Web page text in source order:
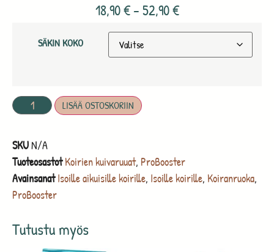
Tutustu myös
18,90€ –52,90€
SÄKIN KOKO
LISÄÄ OSTOSKORIIN
SKUN/A
Tuoteosastot Koirien kuivaruuat, ProBooster
Avainsanat Isoille aikuisille koirille, Isoille koirille, Koiranruoka,
ProBooster